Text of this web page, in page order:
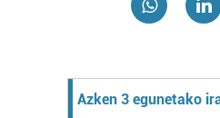
Azken 3 egunetako